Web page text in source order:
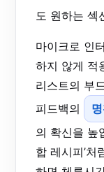
도 원하는 섹
마이크로 인
하지 않게 적
리스트의 부
피드백의
의 확신을 높
합 레시피’